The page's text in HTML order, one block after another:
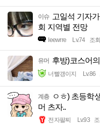
이슈 고일석 기자
회 지역별 전망
Ieewrre Lv.74 조
유머 후방)코스어
너빨갱이지 Lv.86
계층
ㅇㅎ) 초등학
머 츠자..
전자팔찌 Lv.93